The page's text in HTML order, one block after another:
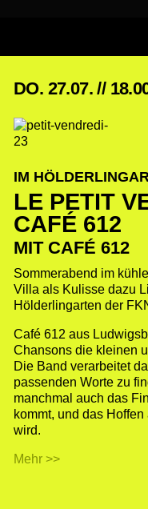
DO. 27.07. //
IM
LE PETIT
CAFÉ 612
MIT CAFÉ 612
Sommerabend im
Villa als Kulisse dazu
Hölderlingarten der
Café 612 aus
Chansons die kleinen
Die Band verarbeitet
passenden Worte zu
manchmal auch das
kommt, und das
wird.
Mehr >>